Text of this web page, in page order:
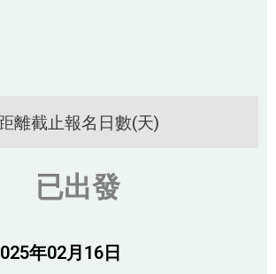
離截止報名日數(天)
已出發
年02月16日